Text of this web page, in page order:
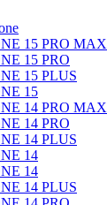
15 PRO MAX
15 PRO
15 PLUS
15
14 PRO MAX
14 PRO
14 PLUS
14
14
14 PLUS